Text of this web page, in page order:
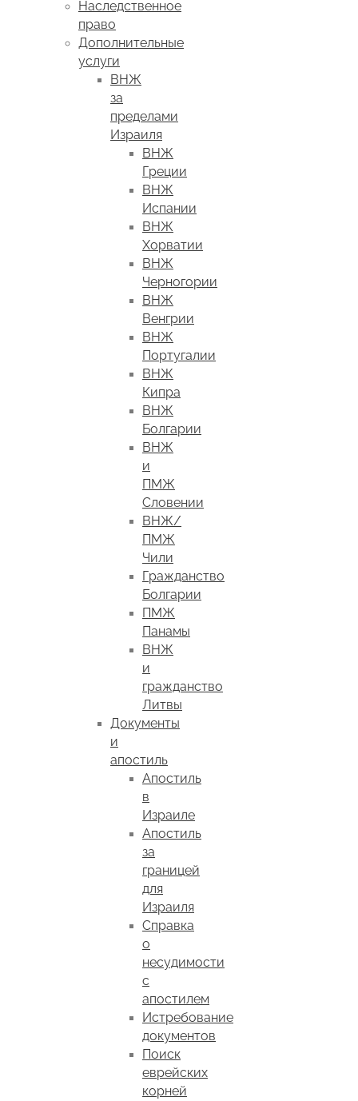
Наследственное
право
Дополнительные
услуги
ВНЖ
за
пределами
Израиля
ВНЖ
Греции
ВНЖ
Испании
ВНЖ
Хорватии
ВНЖ
Черногории
ВНЖ
Венгрии
ВНЖ
Португалии
ВНЖ
Кипра
ВНЖ
Болгарии
ВНЖ
и
ПМЖ
Словении
ВНЖ/
ПМЖ
Чили
Гражданство
Болгарии
ПМЖ
Панамы
ВНЖ
и
гражданство
Литвы
Документы
и
апостиль
Апостиль
в
Израиле
Апостиль
за
границей
для
Израиля
Справка
о
несудимости
с
апостилем
Истребование
документов
Поиск
еврейских
корней